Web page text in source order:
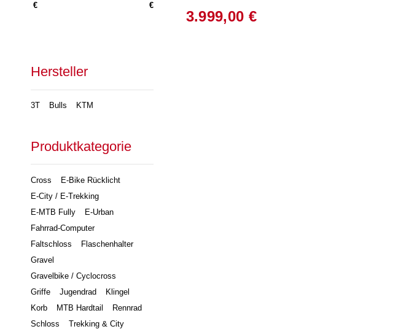
3.999,00 €
€ €
Hersteller
3T Bulls KTM
Produktkategorie
Cross
E-Bike Rücklicht
E-City / E-Trekking
E-MTB Fully
E-Urban
Fahrrad-Computer
Faltschloss
Flaschenhalter
Gravel
Gravelbike / Cyclocross
Griffe
Jugendrad
Klingel
Korb
MTB Hardtail
Rennrad
Schloss
Trekking & City